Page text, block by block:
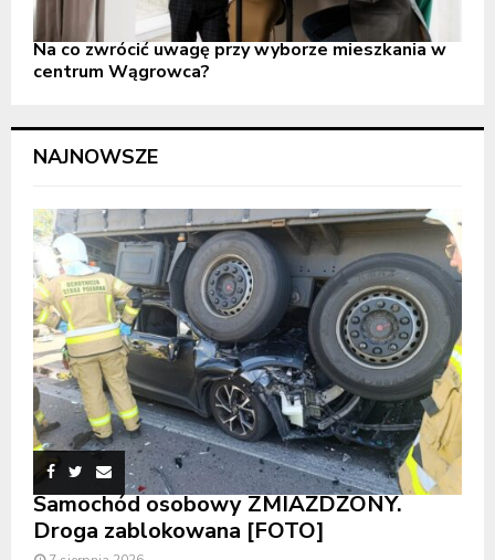
Na co zwrócić uwagę przy wyborze mieszkania w
centrum Wągrowca?
NAJNOWSZE
Samochód osobowy ZMIAŻDŻONY.
Droga zablokowana [FOTO]